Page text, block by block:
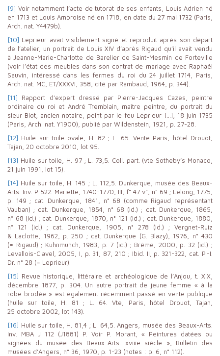
[9] Voir notamment l’acte de tutorat de ses enfants, Louis Adrien né
en 1713 et Louis Ambroise né en 1718, en date du 27 mai 1732 (Paris,
Arch. nat. Y4479b).
[10] Leprieur avait visiblement signé et reproduit après son départ
de l’atelier, un portrait de Louis XIV d’après Rigaud qu’il avait vendu
à Jeanne-Marie-Charlotte de Barelier de Saint-Mesmin de Forteville
(voir l’état des meubles dans son contrat de mariage avec Raphaël
Sauvin, intéressé dans les fermes du roi du 24 juillet 1714, Paris,
Arch. nat. MC, ET/XXXVI, 358, cité par Rambaud, 1964, p. 344).
[11] Rapport d’expert dressé par Pierre-Jacques Cazes, peintre
ordinaire du roi et André Tremblain, maître peintre, du portrait du
sieur Blot, ancien notaire, peint par le feu Leprieur […], 18 juin 1735
(Paris, Arch. nat. Y1900), publié par Wildenstein, 1921, p. 27-28.
[12] Huile sur toile ovale, H. 82 ; L. 65. Vente Paris, hôtel Drouot,
Tajan, 20 octobre 2010, lot 95.
[13] Huile sur toile, H. 97 ; L. 73,5. Coll. part. (vte Sotheby’s Monaco,
21 juin 1991, lot 15).
[14] Huile sur toile, H. 145 ; L. 112,5. Dunkerque, musée des Beaux-
Arts. Inv. P 522. Mariette, 1740-1770, III, f° 47 v°, n° 69 ; Lelong, 1775,
p. 149 ; cat. Dunkerque, 1841, n° 68 (comme Rigaud représentant
Vauban) ; cat. Dunkerque, 1854, n° 68 (id.) ; cat. Dunkerque, 1865,
n° 68 (id.) ; cat. Dunkerque, 1870, n° 121 (id.) ; cat. Dunkerque, 1880,
n° 121 (id.) ; cat. Dunkerque, 1905, n° 278 (id.) ; Vergnet-Ruiz
& Laclotte, 1962, p. 250 ; cat. Dunkerque (G. Blazy), 1976, n° 430
(= Rigaud) ; Kuhnmünch, 1983, p. 7 (id.) ; Brême, 2000, p. 32 (id.) ;
Levallois-Clavel, 2005, I, p. 31, 87, 210 ; Ibid. II, p. 321-322, cat. P.-I.
Dr. n° 28 (= Leprieur).
[15] Revue historique, littéraire et archéologique de l’Anjou, t. XIX,
décembre 1877, p. 304. Un autre portrait de jeune femme « à la
robe brodée » est également récemment passé en vente publique
(huile sur toile, H. 81 ; L. 64. Vte, Paris, hôtel Drouot, Tajan,
25 octobre 2002, lot 143).
[16] Huile sur toile, H. 81,4 ; L. 64,5. Angers, musée des Beaux-Arts.
Inv. MBA J 112 (J1881) P. Voir P. Morant, « Peintures datées ou
signées du musée des Beaux-Arts. xviiie siècle », Bulletin des
musées d’Angers, n° 36, 1970, p. 1-23 (notes : p. 6, n° 112).